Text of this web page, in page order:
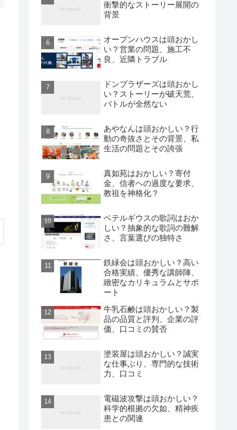
衝撃的なストーリー展開の
背景
オープンハウスは頭おかし
い？営業の問題、施工不
良、近隣トラブル
ドンブラザーズは頭おかし
い？ストーリーが破天荒、
バトルが全然ない
あやなんは頭おかしい？行
動の奇抜さとその背景、私
生活の問題とその誇張
真如苑はおかしい？寄付
金、信者への過度な要求、
教祖を神格化？
ベテルギウスの歌詞はおか
しい？抽象的な歌詞の難解
さ、言葉選びの独特さ
鉄緑会は頭おかしい？高い
合格実績、優秀な講師陣、
緻密なカリキュラムとサポ
ート
牛乳石鹸は頭おかしい？製
品の品質と評判、企業の評
価、口コミの賛否
塗装屋は頭おかしい？誠実
な仕事ぶり、専門的な技術
力、口コミ
電磁波攻撃は頭おかしい？
科学的根拠の欠如、精神疾
患との関連